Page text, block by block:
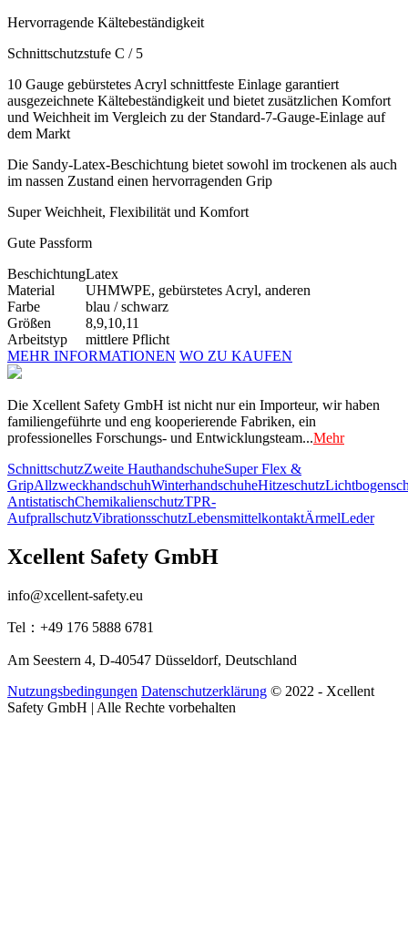
Hervorragende Kältebeständigkeit
Schnittschutzstufe C / 5
10 Gauge gebürstetes Acryl schnittfeste Einlage garantiert
ausgezeichnete Kältebeständigkeit und bietet zusätzlichen Komfort
und Weichheit im Vergleich zu der Standard-7-Gauge-Einlage auf
dem Markt
Die Sandy-Latex-Beschichtung bietet sowohl im trockenen als auch
im nassen Zustand einen hervorragenden Grip
Super Weichheit, Flexibilität und Komfort
Gute Passform
BeschichtungLatex
Material
UHMWPE, gebürstetes Acryl, anderen
Farbe
blau / schwarz
Größen
8,9,10,11
Arbeitstyp
mittlere Pflicht
MEHR INFORMATIONEN WO ZU KAUFEN
Die Xcellent Safety GmbH ist nicht nur ein Importeur, wir haben
familiengeführte und eng kooperierende Fabriken, ein
professionelles Forschungs- und Entwicklungsteam...Mehr
SchnittschutzZweite HauthandschuheSuper Flex &
GripAllzweckhandschuhWinterhandschuheHitzeschutz
AntistatischChemikalienschutzTPR-
AufprallschutzVibrationsschutzLebensmittelkontaktÄrmelLeder
Xcellent Safety GmbH
info@xcellent-safety.eu
Tel：+49 176 5888 6781
Am Seestern 4, D-40547 Düsseldorf, Deutschland
Nutzungsbedingungen Datenschutzerklärung © 2022 - Xcellent
Safety GmbH | Alle Rechte vorbehalten